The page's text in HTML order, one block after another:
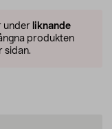
under liknande
produkten
sidan.